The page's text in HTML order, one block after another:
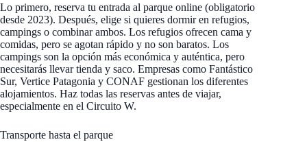
Lo primero, reserva tu entrada al parque online (obligatorio
desde 2023). Después, elige si quieres dormir en refugios,
campings o combinar ambos. Los refugios ofrecen cama y
comidas, pero se agotan rápido y no son baratos. Los
campings son la opción más económica y auténtica, pero
necesitarás llevar tienda y saco. Empresas como Fantástico
Sur, Vertice Patagonia y CONAF gestionan los diferentes
alojamientos. Haz todas las reservas antes de viajar,
especialmente en el Circuito W.
Transporte hasta el parque